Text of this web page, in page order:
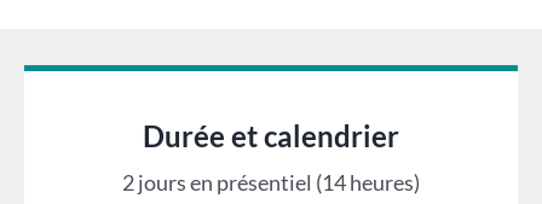
Durée et calendrier
2 jours en présentiel (14 heures)